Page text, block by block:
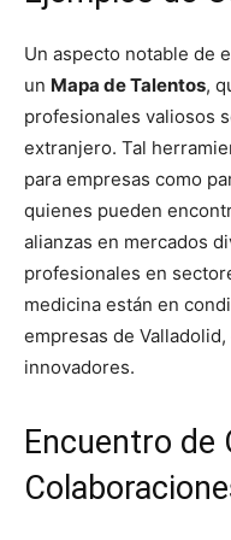
Un aspecto notable de
un Mapa de Talentos,
profesionales valiosos
extranjero. Tal
para empresas como
quienes pueden
alianzas en mercados
profesionales en
medicina están en
empresas de
innovadores.
Encuentro de